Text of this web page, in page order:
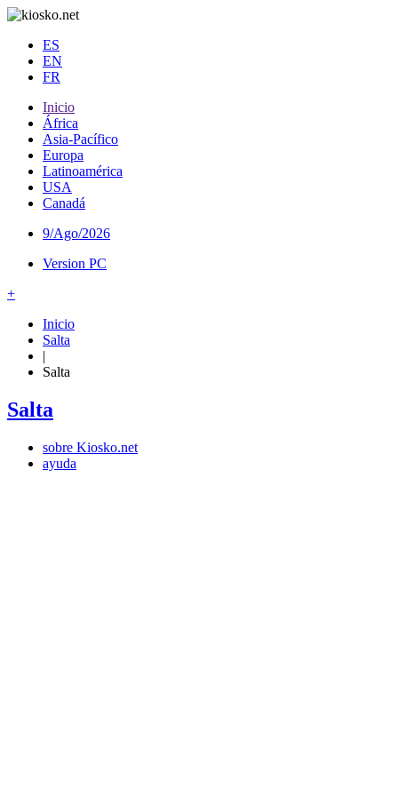
ES
EN
FR
Inicio
África
Asia-Pacífico
Europa
Latinoamérica
USA
Canadá
9/Ago/2026
Version PC
+
Inicio
Salta
|
Salta
Salta
sobre Kiosko.net
ayuda